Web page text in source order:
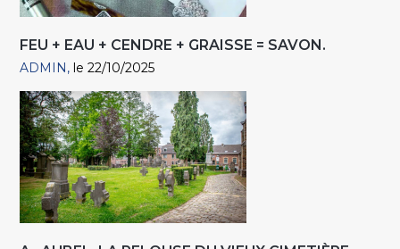
FEU + EAU + CENDRE + GRAISSE = SAVON.
ADMIN le 22/10/2025